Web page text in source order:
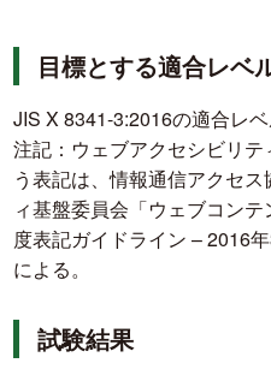
目標とする適合レベ
JIS X 8341-3:2016の適合レ
注記：ウェブアクセシビリ
う表記は、情報通信アクセ
ィ基盤委員会「ウェブコン
度表記ガイドライン – 2016
による。
試験結果